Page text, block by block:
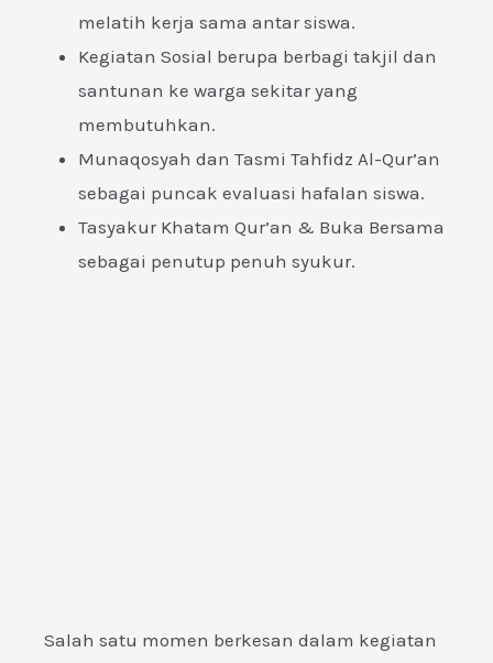
melatih kerja sama antar siswa.
Kegiatan Sosial berupa berbagi takjil dan
santunan ke warga sekitar yang
membutuhkan.
Munaqosyah dan Tasmi Tahfidz Al-Qur’an
sebagai puncak evaluasi hafalan siswa.
Tasyakur Khatam Qur’an & Buka Bersama
sebagai penutup penuh syukur.
Salah satu momen berkesan dalam kegiatan